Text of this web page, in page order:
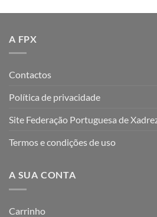
A FPX
Contactos
Política de privacidade
Site Federação Portuguesa de
Termos e condições de uso
A SUA CONTA
Carrinho